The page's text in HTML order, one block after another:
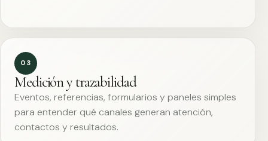
03
Medición y trazabilidad
Eventos, referencias, formularios y paneles simples
para entender qué canales generan atención,
contactos y resultados.